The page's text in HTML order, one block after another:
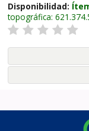
Disponibilidad:
topográfica: